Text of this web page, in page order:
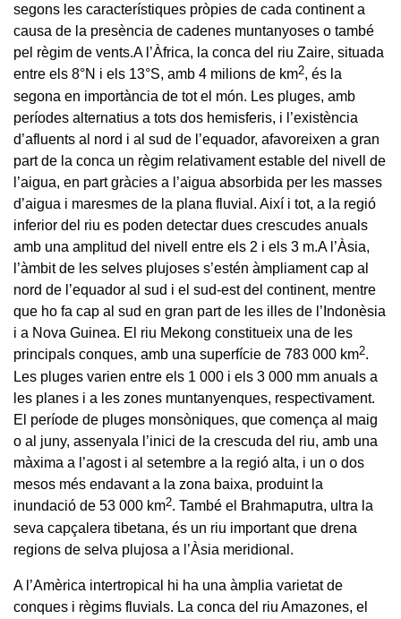
segons les característiques pròpies de cada continent a
causa de la presència de cadenes muntanyoses o també
pel règim de vents.A l’Àfrica, la conca del riu Zaire, situada
entre els 8°N i els 13°S, amb 4 milions de km2, és la
segona en importància de tot el món. Les pluges, amb
períodes alternatius a tots dos hemisferis, i l’existència
d’afluents al nord i al sud de l’equador, afavoreixen a gran
part de la conca un règim relativament estable del nivell de
l’aigua, en part gràcies a l’aigua absorbida per les masses
d’aigua i maresmes de la plana fluvial. Així i tot, a la regió
inferior del riu es poden detectar dues crescudes anuals
amb una amplitud del nivell entre els 2 i els 3 m.A l’Àsia,
l’àmbit de les selves plujoses s’estén àmpliament cap al
nord de l’equador al sud i el sud-est del continent, mentre
que ho fa cap al sud en gran part de les illes de l’Indonèsia
i a Nova Guinea. El riu Mekong constitueix una de les
principals conques, amb una superfície de 783 000 km2.
Les pluges varien entre els 1 000 i els 3 000 mm anuals a
les planes i a les zones muntanyenques, respectivament.
El període de pluges monsòniques, que comença al maig
o al juny, assenyala l’inici de la crescuda del riu, amb una
màxima a l’agost i al setembre a la regió alta, i un o dos
mesos més endavant a la zona baixa, produint la
inundació de 53 000 km2. També el Brahmaputra, ultra la
seva capçalera tibetana, és un riu important que drena
regions de selva plujosa a l’Àsia meridional.
A l’Amèrica intertropical hi ha una àmplia varietat de
conques i règims fluvials. La conca del riu Amazones, el